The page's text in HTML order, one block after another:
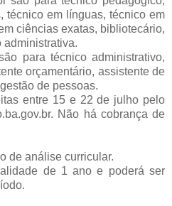
técnico em línguas, técnico em
ciências exatas, bibliotecário,
administrativa.
para técnico administrativo,
orçamentário, assistente de
de pessoas.
entre 15 e 22 de julho pelo
Não há cobrança de
de análise curricular.
de 1 ano e poderá ser